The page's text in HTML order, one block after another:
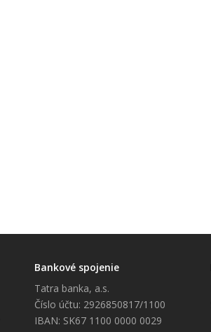
Bankové spojenie
Tatra banka, a.s.
Číslo účtu: 2926850817/1100
IBAN: SK67 1100 0000 0029